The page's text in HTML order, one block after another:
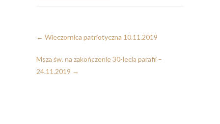
← Wieczornica patriotyczna 10.11.2019
Msza św. na zakończenie 30-lecia parafii –
24.11.2019 →